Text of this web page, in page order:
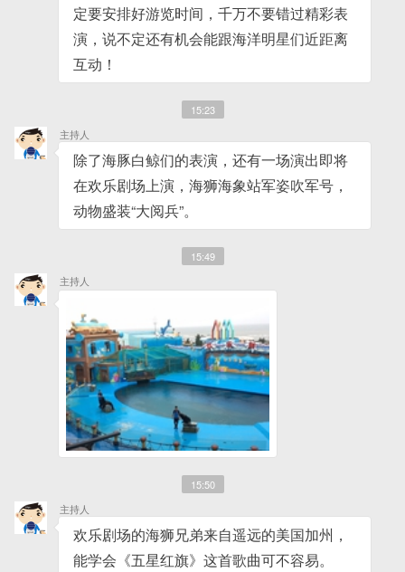
定要安排好游览时间，千万不要错过精彩表
演，说不定还有机会能跟海洋明星们近距离
互动！
15:23
主持人
除了海豚白鲸们的表演，还有一场演出即将
在欢乐剧场上演，海狮海象站军姿吹军号，
动物盛装“大阅兵”。
15:49
主持人
15:50
主持人
欢乐剧场的海狮兄弟来自遥远的美国加州，
能学会《五星红旗》这首歌曲可不容易。